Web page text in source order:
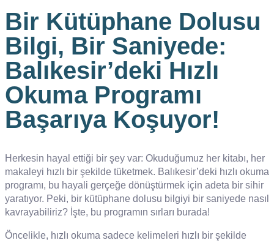
Bir Kütüphane Dolusu
Bilgi, Bir Saniyede:
Balıkesir’deki Hızlı
Okuma Programı
Başarıya Koşuyor!
Herkesin hayal ettiği bir şey var: Okuduğumuz her kitabı, her
makaleyi hızlı bir şekilde tüketmek. Balıkesir’deki hızlı okuma
programı, bu hayali gerçeğe dönüştürmek için adeta bir sihir
yaratıyor. Peki, bir kütüphane dolusu bilgiyi bir saniyede nasıl
kavrayabiliriz? İşte, bu programın sırları burada!
Öncelikle, hızlı okuma sadece kelimeleri hızlı bir şekilde